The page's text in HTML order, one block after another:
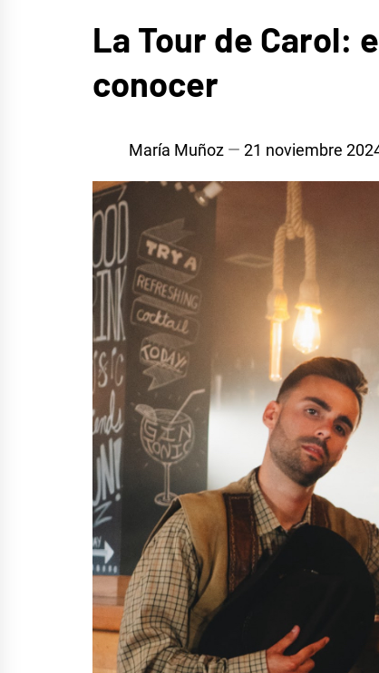
La Tour de Carol:
conocer
María Muñoz 21 noviembre